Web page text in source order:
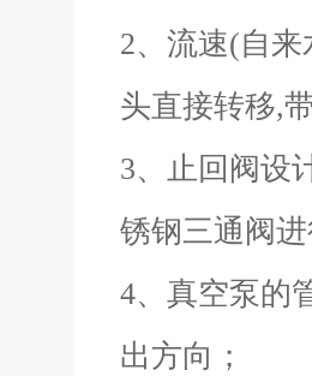
2、流速(自来
头直接转移,
3、止回阀设
锈钢三通阀
4、真空泵的
出方向；